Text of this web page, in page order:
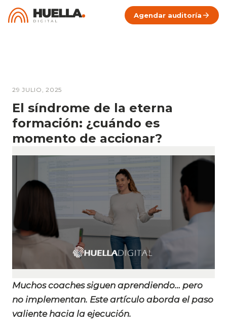
Agendar auditoría
29 JULIO, 2025
El síndrome de la eterna
formación: ¿cuándo es
momento de accionar?
Muchos coaches siguen aprendiendo… pero
no implementan. Este artículo aborda el paso
valiente hacia la ejecución.